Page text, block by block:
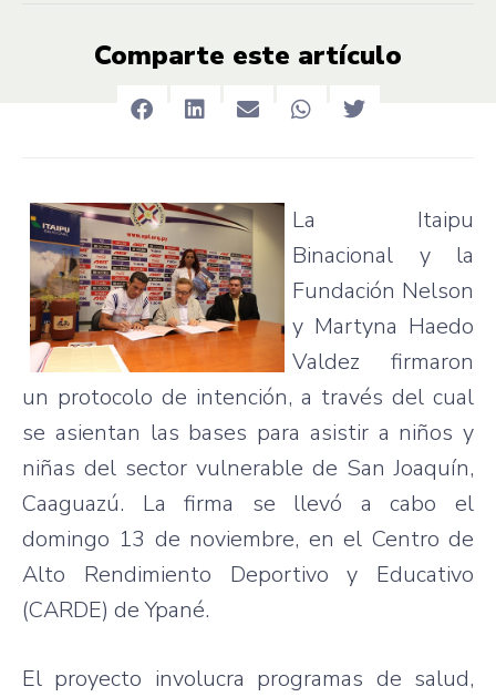
Comparte este artículo
La Itaipu
Binacional y la
Fundación Nelson
y Martyna Haedo
Valdez firmaron
un protocolo de intención, a través del cual
se asientan las bases para asistira niños y
niñas del sector vulnerable de SanJoaquín,
Caaguazú. La firma se llevó acabo el
domingo 13 de noviembre, en el Centro de
Alto Rendimiento Deportivo y Educativo
(CARDE) deYpané.
El proyecto involucra programas de salud,